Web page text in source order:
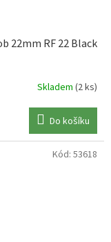
22mm RF 22 Black
Skladem (2 ks)
Do košíku
Kód: 53618